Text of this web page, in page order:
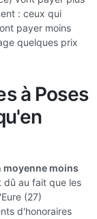
: ceux qui
payer moins
quelques prix
à Poses
moyenne moins
dû au fait que les
(27)
d'honoraires